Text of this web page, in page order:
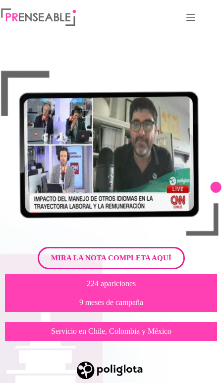
MIRA LA NOTA COMPLETA AQUÍ
224 apariciones
9 meses de campaña
Servicio en Chile, Colombia y México